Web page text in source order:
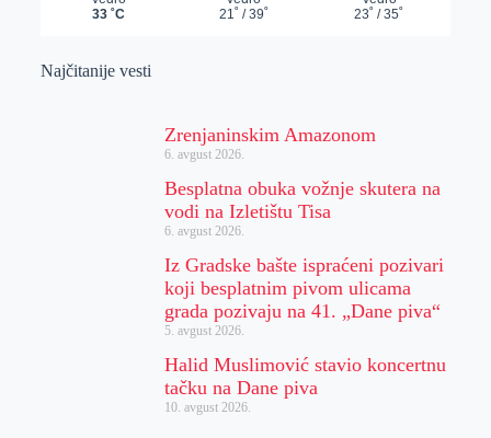
Najčitanije vesti
Zrenjaninskim Amazonom
6. avgust 2026.
Besplatna obuka vožnje skutera na
vodi na Izletištu Tisa
6. avgust 2026.
Iz Gradske bašte ispraćeni pozivari
koji besplatnim pivom ulicama
grada pozivaju na 41. „Dane piva“
5. avgust 2026.
Halid Muslimović stavio koncertnu
tačku na Dane piva
10. avgust 2026.